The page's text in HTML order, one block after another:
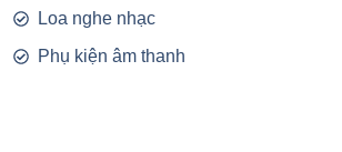
Loa nghe nhạc
Phụ kiện âm thanh